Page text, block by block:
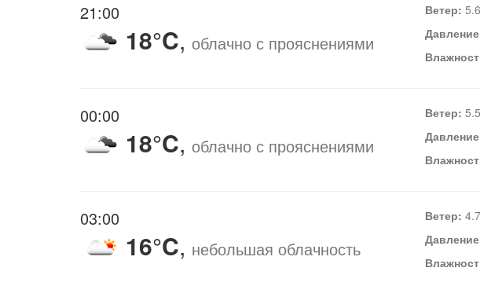
21:00
18°C, облачно с прояснениями
Ветер:
00:00
18°C, облачно с прояснениями
Ветер:
03:00
16°C, небольшая облачность
Ветер: